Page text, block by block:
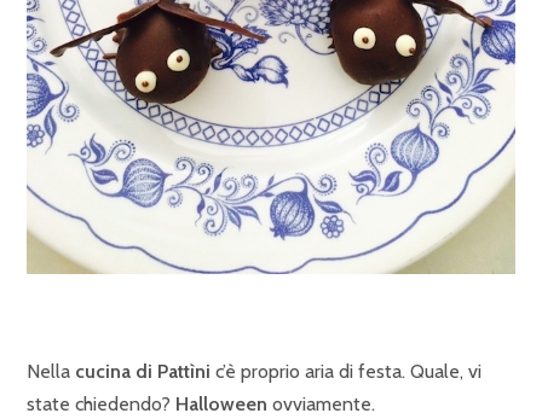
Nella cucina di Pattìni c’è proprio aria di festa. Quale, vi
state chiedendo? Halloween ovviamente.